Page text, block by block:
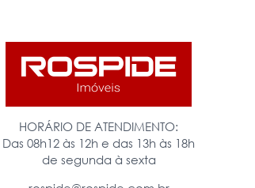
HORÁRIO DE ATENDIMENTO:
Das 08h12 às 12h e das 13h às 18h
de segunda à sexta